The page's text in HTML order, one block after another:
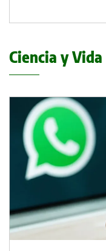
Ciencia y Vida